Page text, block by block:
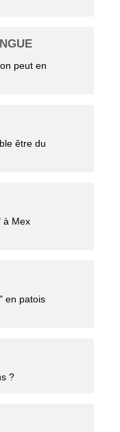
peut en
être du
à Mex
en patois
?